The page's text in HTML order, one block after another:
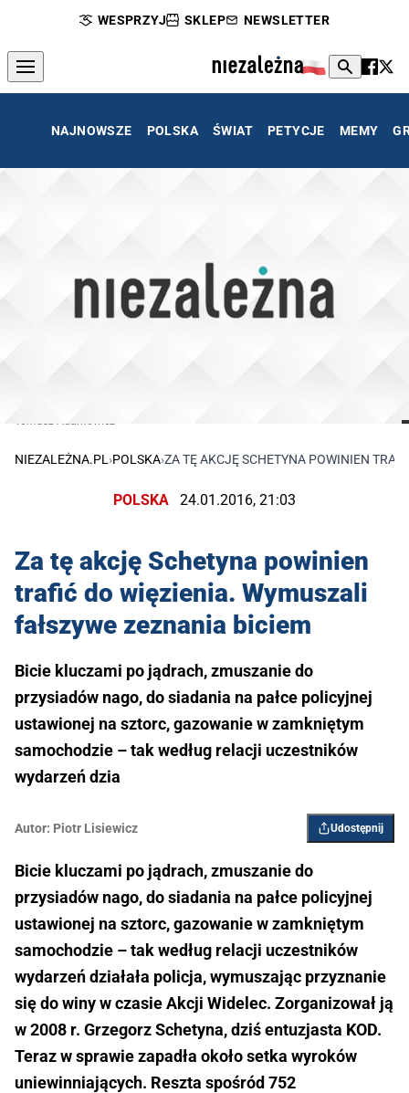
WESPRZYJ SKLEP NEWSLETTER
NAJNOWSZE POLSKA ŚWIAT PETYCJE MEMY
NIEZALEŻNA.PL ›POLSKA›ZA TĘ AKCJĘ SCHETYNA POWINIEN
POLSKA 24.01.2016, 21:03
Za tę akcję Schetyna powinien
trafić do więzienia. Wymuszali
fałszywe zeznania biciem
Bicie kluczami po jądrach, zmuszanie do
przysiadów nago, do siadania na pałce policyjnej
ustawionej na sztorc, gazowanie w zamkniętym
samochodzie – tak według relacji uczestników
wydarzeń dzia
Autor: Piotr Lisiewicz Udostępnij
Bicie kluczami po jądrach, zmuszanie do
przysiadów nago, do siadania na pałce policyjnej
ustawionej na sztorc, gazowanie w zamkniętym
samochodzie – tak według relacji uczestników
wydarzeń działała policja, wymuszając przyznanie
się do winy w czasie Akcji Widelec. Zorganizował ją
w 2008 r. Grzegorz Schetyna, dziś entuzjasta KOD.
Teraz w sprawie zapadła około setka wyroków
uniewinniających. Reszta spośród 752